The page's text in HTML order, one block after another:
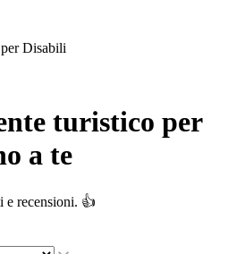
Disabili
turistico per
a te
recensioni. 👍